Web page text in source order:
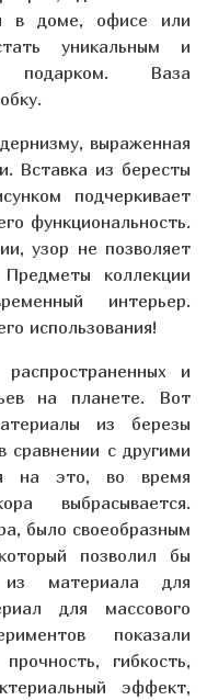
в доме, офисе или
уникальным и
подарком. Ваза
выраженная
Вставка из бересты
подчеркивает
функциональность.
узор не позволяет
коллекции
интерьер.
использования!
и
на планете. Вот
из березы
сравнении с другими
на это, во время
выбрасывается.
было своеобразным
позволил бы
из материала для
для массового
показали
гибкость,
эффект,